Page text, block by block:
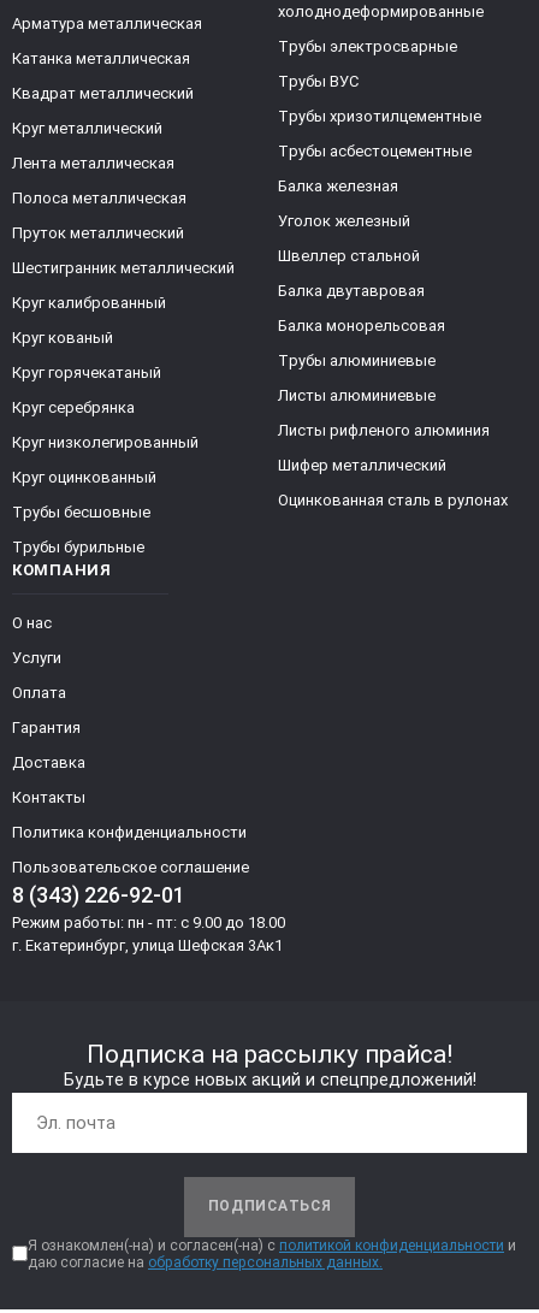
КОМПАНИЯ
О нас
Услуги
Оплата
Гарантия
Доставка
Контакты
Политика конфиденциальности
Пользовательское соглашение
8 (343) 226-92-01
Режим работы: пн - пт: с 9.00 до 18.00
г. Екатеринбург, улица Шефская 3Ак1
Арматура металлическая
Катанка металлическая
Квадрат металлический
Круг металлический
Лента металлическая
Полоса металлическая
Пруток металлический
Шестигранник металлический
Круг калиброванный
Круг кованый
Круг горячекатаный
Круг серебрянка
Круг низколегированный
Круг оцинкованный
Трубы бесшовные
Трубы бурильные
холоднодеформированные
Трубы электросварные
Трубы ВУС
Трубы хризотилцементные
Трубы асбестоцементные
Балка железная
Уголок железный
Швеллер стальной
Балка двутавровая
Балка монорельсовая
Трубы алюминиевые
Листы алюминиевые
Листы рифленого алюминия
Шифер металлический
Оцинкованная сталь в рулонах
Подписка на рассылку прайса!
Будьте в курсе новых акций и спецпредложений!
ПОДПИСАТЬСЯ
Я ознакомлен(-на) и согласен(-на) с политикой конфиденциальности и
даю согласие на обработку персональных данных.